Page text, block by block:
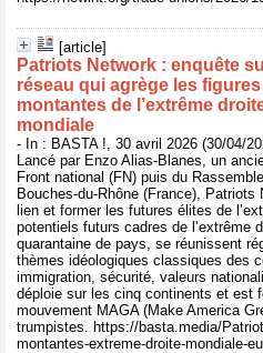
[article]
Patriots Network : enquête
réseau qui agrège les figures
montantes de l’extrême
mondiale
- In : BASTA !, 30 avril 2026 (30/04/
Lancé par Enzo Alias-Blanes, un
Front national (FN) puis du
Bouches-du-Rhône (France), Patriots
lien et former les futures élites de
potentiels futurs cadres de l’extrême
quarantaine de pays, se réunissent
thèmes idéologiques classiques des
immigration, sécurité, valeurs
déploie sur les cinq continents et est
mouvement MAGA (Make America
trumpistes. https://basta.media/
montantes-extreme-droite-mondiale-